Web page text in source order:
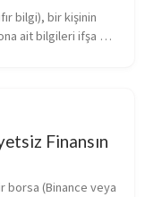
bilgi), bir kişinin
ait bilgileri ifşa
Finansın
borsa (Binance veya